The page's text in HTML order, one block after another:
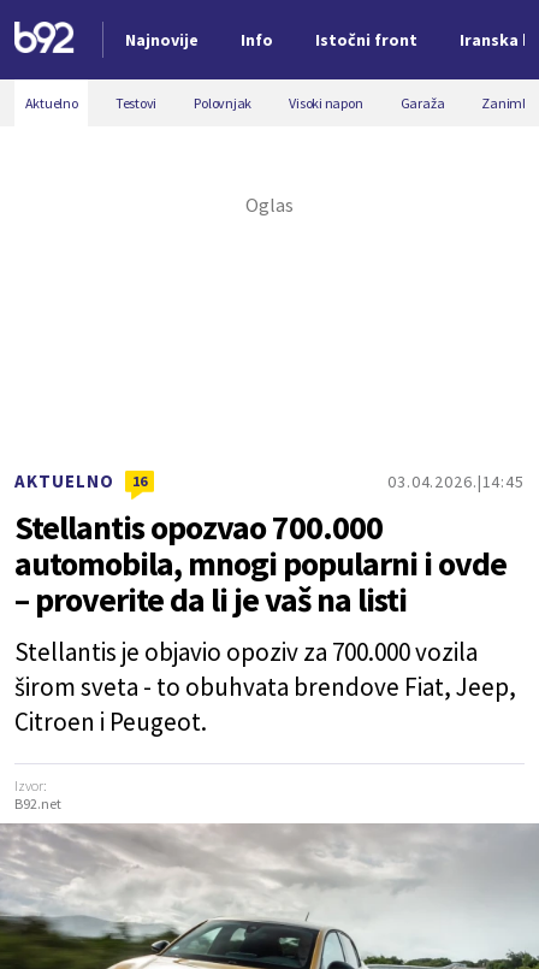
Najnovije Info Istočni front Iranska
Nova vest
Aktuelno Testovi Polovnjak Visoki napon Garaža
AKTUELNO 16 03.04.2026. 14:45
Stellantis opozvao 700.000
automobila, mnogi popularni i ovde
– proverite da li je vaš na listi
Stellantis je objavio opoziv za 700.000 vozila
širom sveta - to obuhvata brendove Fiat, Jeep,
Citroen i Peugeot.
Izvor:
B92.net